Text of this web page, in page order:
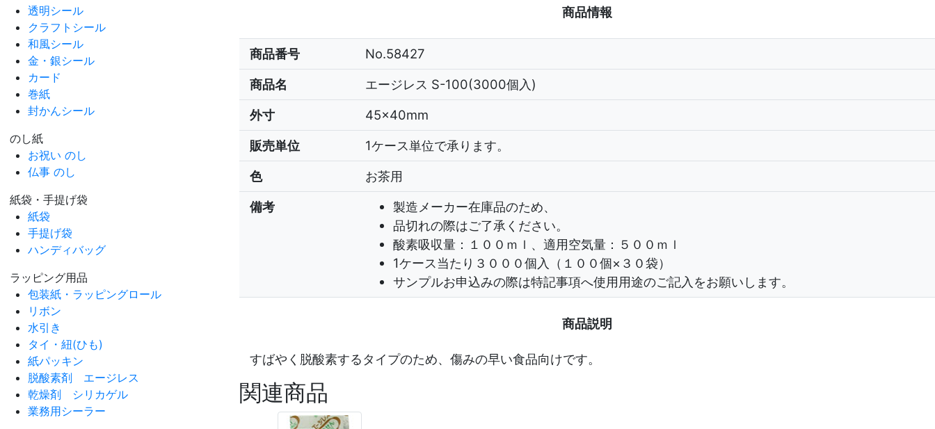
透明シール
クラフトシール
和風シール
金・銀シール
カード
巻紙
封かんシール
のし紙
お祝い のし
仏事 のし
紙袋・手提げ袋
紙袋
手提げ袋
ハンディバッグ
ラッピング用品
包装紙・ラッピングロール
リボン
水引き
タイ・紐(ひも)
紙パッキン
脱酸素剤 エージレス
乾燥剤 シリカゲル
業務用シーラー
商品情報
商品番号
No.58427
商品名
エージレス S-100(3000個入)
外寸
45×40mm
販売単位
1ケース単位で承ります。
色
お茶用
備考
製造メーカー在庫品のため、
品切れの際はご了承ください。
酸素吸収量：１００ｍｌ、適用空気量：５００ｍｌ
1ケース当たり３０００個入（１００個×３０袋）
サンプルお申込みの際は特記事項へ使用用途のご記入をお願いします。
商品説明
すばやく脱酸素するタイプのため、傷みの早い食品向けです。
関連商品